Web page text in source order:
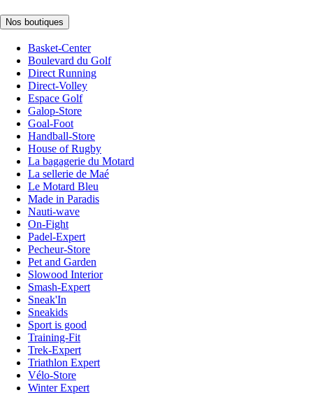
Nos boutiques
Basket-Center
Boulevard du Golf
Direct Running
Direct-Volley
Espace Golf
Galop-Store
Goal-Foot
Handball-Store
House of Rugby
La bagagerie du Motard
La sellerie de Maé
Le Motard Bleu
Made in Paradis
Nauti-wave
On-Fight
Padel-Expert
Pecheur-Store
Pet and Garden
Slowood Interior
Smash-Expert
Sneak'In
Sneakids
Sport is good
Training-Fit
Trek-Expert
Triathlon Expert
Vélo-Store
Winter Expert